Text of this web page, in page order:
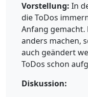
Vorstellung: In
die ToDos
Anfang gemacht.
anders machen,
auch geändert
ToDos schon
Diskussion: